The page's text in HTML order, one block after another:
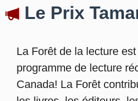
Le Prix
La Forêt de la lecture
programme de lecture
Canada! La Forêt